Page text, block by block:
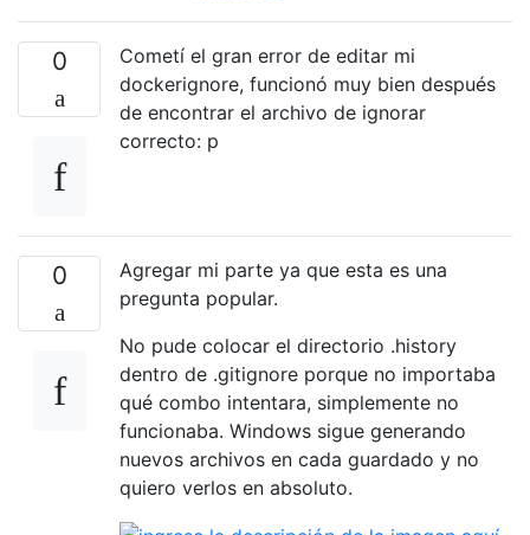
0
Cometí el gran error de editar mi
dockerignore, funcionó muy bien después
de encontrar el archivo de ignorar
correcto: p
0
Agregar mi parte ya que esta es una
pregunta popular.
No pude colocar el directorio .history
dentro de .gitignore porque no importaba
qué combo intentara, simplemente no
funcionaba. Windows sigue generando
nuevos archivos en cada guardado y no
quiero verlos en absoluto.